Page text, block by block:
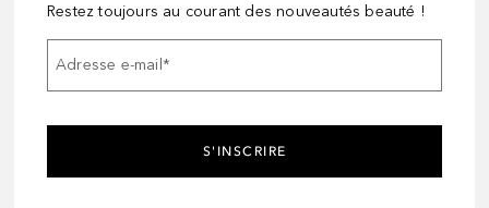
Restez toujours au courant des nouveautés beauté !
Adresse e-mail*
S'INSCRIRE